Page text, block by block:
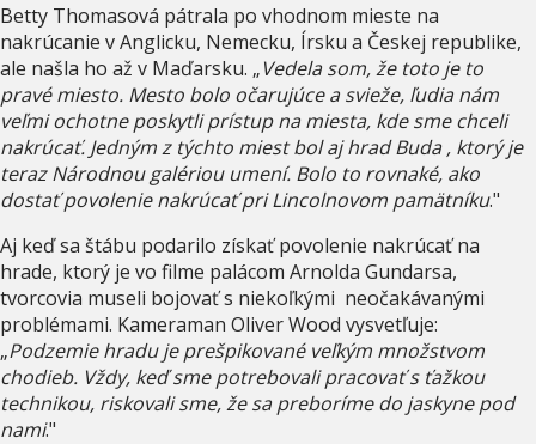
Betty Thomasová pátrala po vhodnom mieste na
nakrúcanie v Anglicku, Nemecku, Írsku a Českej republike,
ale našla ho až v Maďarsku. „Vedela som, že toto je to
pravé miesto. Mesto bolo očarujúce a svieže, ľudia nám
veľmi ochotne poskytli prístup na miesta, kde sme chceli
nakrúcať. Jedným z týchto miest bol aj hrad Buda , ktorý je
teraz Národnou galériou umení. Bolo to rovnaké, ako
dostať povolenie nakrúcať pri Lincolnovom pamätníku."
Aj keď sa štábu podarilo získať povolenie nakrúcať na
hrade, ktorý je vo filme palácom Arnolda Gundarsa,
tvorcovia museli bojovať s niekoľkými neočakávanými
problémami. Kameraman Oliver Wood vysvetľuje:
„Podzemie hradu je prešpikované veľkým množstvom
chodieb. Vždy, keď sme potrebovali pracovať s ťažkou
technikou, riskovali sme, že sa preboríme do jaskyne pod
nami."